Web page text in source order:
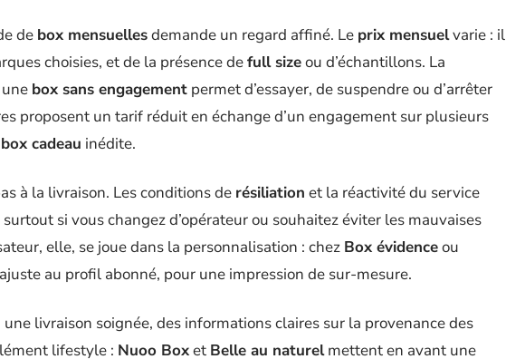
de box mensuellesdemande un regard affiné. Le prix mensuelvarie : il
choisies, et de la présence defull sizeou d’échantillons. La
box sans engagement permet d’essayer, de suspendre ou d’arrêter
proposent un tarif réduit en échange d’un engagement sur plusieurs
box cadeau inédite.
à la livraison. Les conditions de résiliation et la réactivité du service
si vous changez d’opérateur ou souhaitez éviter les mauvaises
elle, se joue dans la personnalisation : chez Box évidenceou
au profil abonné, pour une impression de sur-mesure.
une livraison soignée, des informations claires sur la provenance des
lifestyle : Nuoo Boxet Belle au naturelmettent en avant une